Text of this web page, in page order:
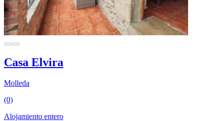
Casa Elvira
Molleda
(0)
Alojamiento entero